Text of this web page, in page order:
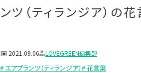
ツ（ティランジア）の
2021.09.06 LOVEGREEN編集部
# エアプランツ（ティランジア）# 花言葉